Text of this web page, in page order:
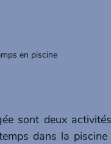
en piscine
sont deux
dans la